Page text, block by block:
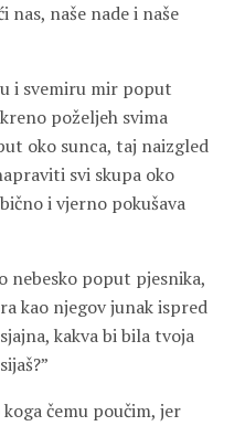
naše nade i naše
i svemiru mir poput
poželjeh svima
oko sunca, taj naizgled
svi skupa oko
i vjerno pokušava
poput pjesnika,
kao njegov junak ispred
kakva bi bila tvoja
čemu poučim, jer